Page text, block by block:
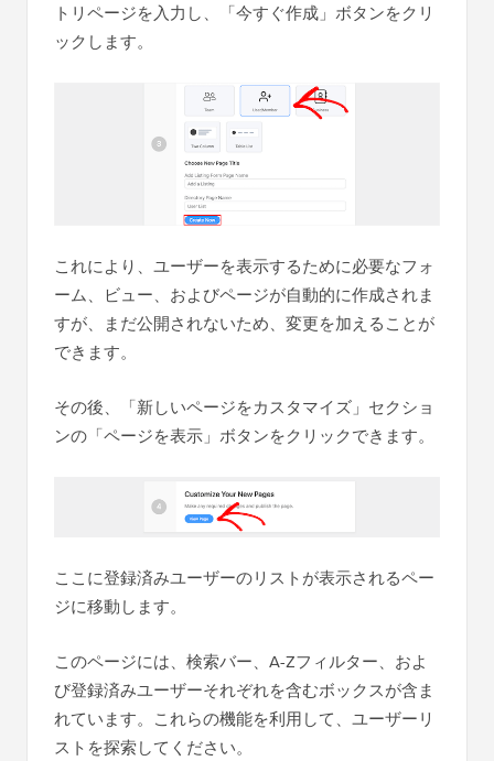
トリページを入力し、「今すぐ作成」ボタンをクリ
ックします。
これにより、ユーザーを表示するために必要なフォ
ーム、ビュー、およびページが自動的に作成されま
すが、まだ公開されないため、変更を加えることが
できます。
その後、「新しいページをカスタマイズ」セクショ
ンの「ページを表示」ボタンをクリックできます。
ここに登録済みユーザーのリストが表示されるペー
ジに移動します。
このページには、検索バー、A-Zフィルター、およ
び登録済みユーザーそれぞれを含むボックスが含ま
れています。これらの機能を利用して、ユーザーリ
ストを探索してください。